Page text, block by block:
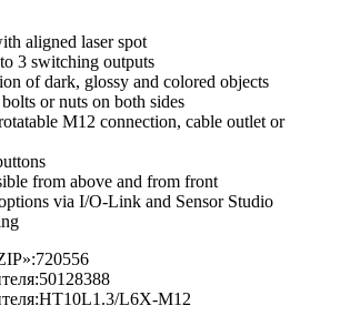
aligned laser spot
3 switching outputs
of dark, glossy and colored objects
or nuts on both sides
M12 connection, cable outlet or
from above and from front
via I/O-Link and Sensor Studio
720556
50128388
HT10L1.3/L6X-M12